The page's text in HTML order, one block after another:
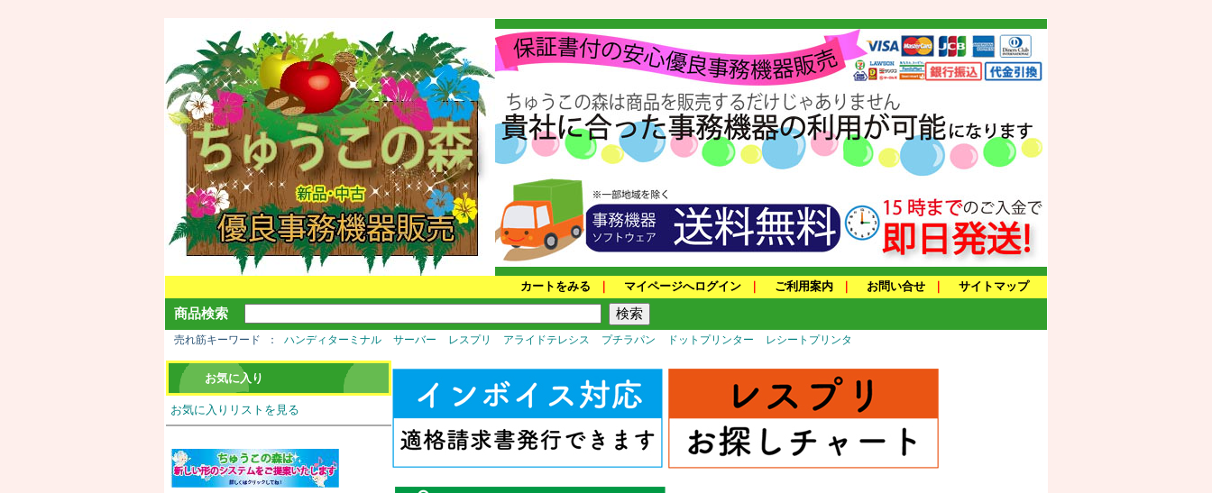
カートをみる マイページへログイン ご利用案内 お問い合せ サイトマップ
商品検索
売れ筋キーワード ハンディターミナル サーバー レスプリ アライドテレシス プチラパン ドットプリンター レシートプリンタ
お気に入り
お気に入りリストを見る